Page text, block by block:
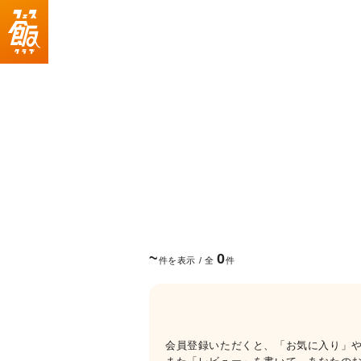
~件を表示 / 全0件
会員登録いただくと、「お気に入り」